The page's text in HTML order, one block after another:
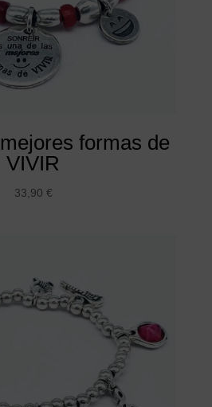
formas de
VIVIR
33,90 €